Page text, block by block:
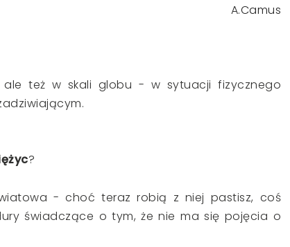
A.Camus
też w skali globu - w sytuacji fizycznego
?
- choć teraz robią z niej pastisz, coś
świadczące o tym, że nie ma się pojęcia o